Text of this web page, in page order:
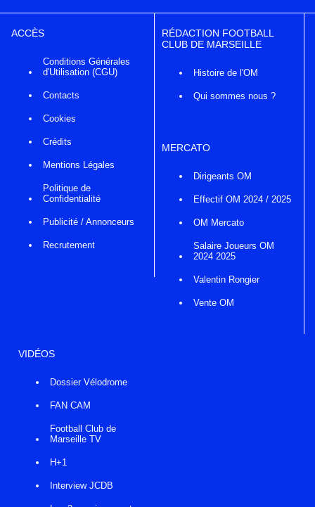
ACCÈS
Conditions Générales
d'Utilisation (CGU)
Contacts
Cookies
Crédits
Mentions Légales
Politique de
Confidentialité
Publicité / Annonceurs
Recrutement
RÉDACTION FOOTBALL
CLUB DE MARSEILLE
Histoire de l'OM
Qui sommes nous ?
MERCATO
Dirigeants OM
Effectif OM 2024 / 2025
OM Mercato
Salaire Joueurs OM
2024 2025
Valentin Rongier
Vente OM
VIDÉOS
Dossier Vélodrome
FAN CAM
Football Club de
Marseille TV
H+1
Interview JCDB